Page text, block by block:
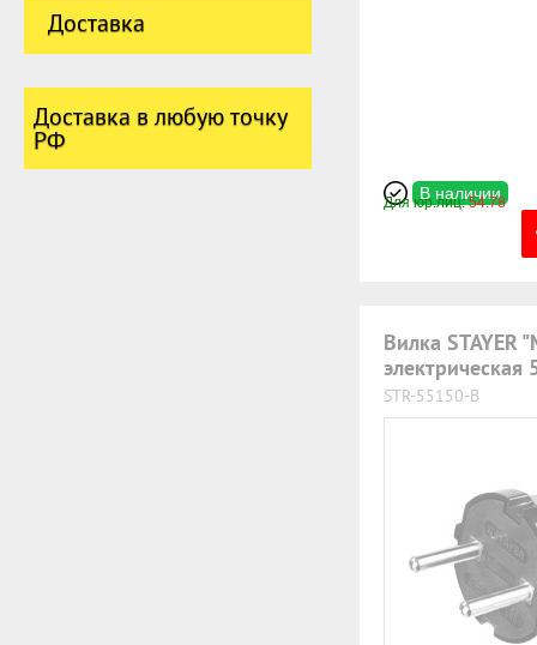
Доставка
Доставка в любую точку
РФ
В наличии
Для юр.лиц:54.78
Вилка STAYER
электрическая
STR-55150-B